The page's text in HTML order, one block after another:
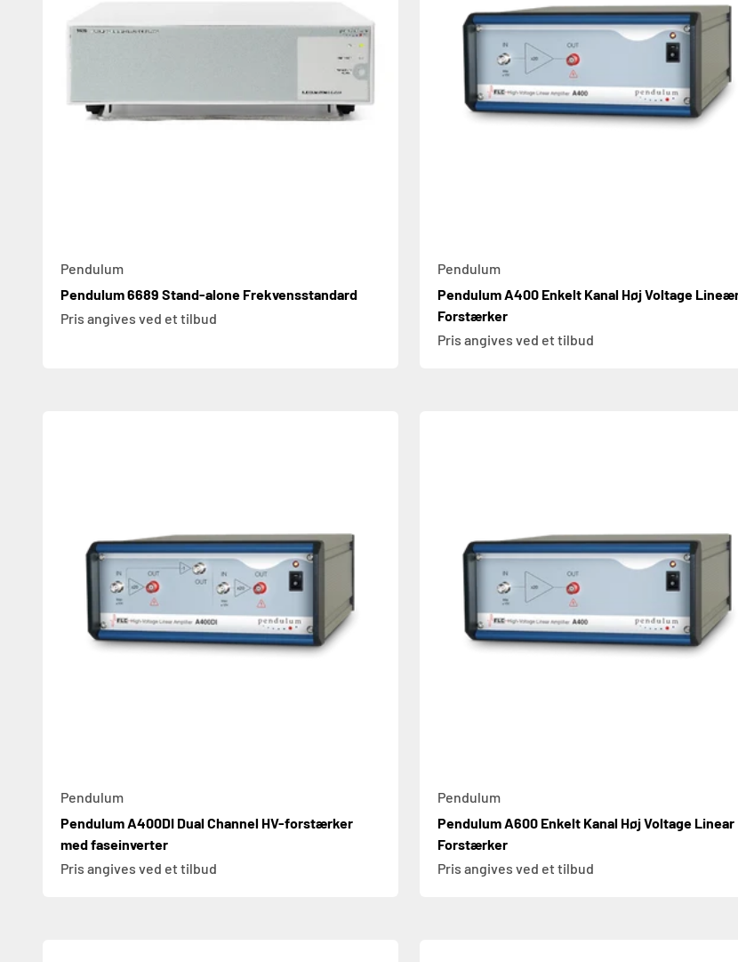
Pendulum
Pendulum 6689 Stand-alone Frekvensstandard
Pris angives ved et tilbud
Pendulum
Pendulum A400 Enkelt Kanal Høj Voltage
Forstærker
Pris angives ved et tilbud
Pendulum
Pendulum A400DI Dual Channel HV-forstærker
med faseinverter
Pris angives ved et tilbud
Pendulum
Pendulum A600 Enkelt Kanal Høj Voltage Linear
Forstærker
Pris angives ved et tilbud